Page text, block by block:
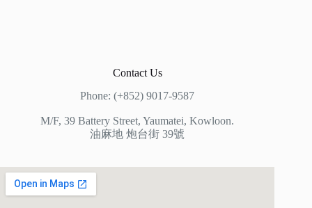
Contact Us
Phone: (+852) 9017-9587
M/F, 39 Battery Street, Yaumatei, Kowloon.
油麻地 炮台街 39號